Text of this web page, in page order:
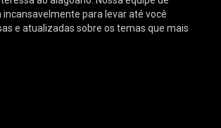
para levar até você
e atualizadas sobre os temas que mais